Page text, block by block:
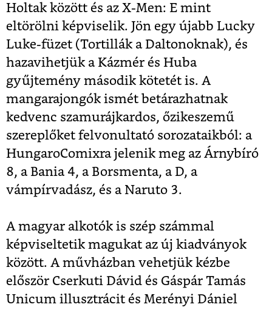
Holtak között és az X-Men: E mint
eltörölni képviselik. Jön egy újabb Lucky
Luke-füzet (Tortillák a Daltonoknak), és
hazavihetjük a Kázmér és Huba
gyűjtemény második kötetét is. A
mangarajongók ismét betárazhatnak
kedvenc szamurájkardos, őzikeszemű
szereplőket felvonultató sorozataikból: a
HungaroComixra jelenik meg az Árnybíró
8, a Bania 4, a Borsmenta, a D, a
vámpírvadász, és a Naruto 3.
A magyar alkotók is szép számmal
képviseltetik magukat az új kiadványok
között. A művházban vehetjük kézbe
először Cserkuti Dávid és Gáspár Tamás
Unicum illusztrácit és Merényi Dániel